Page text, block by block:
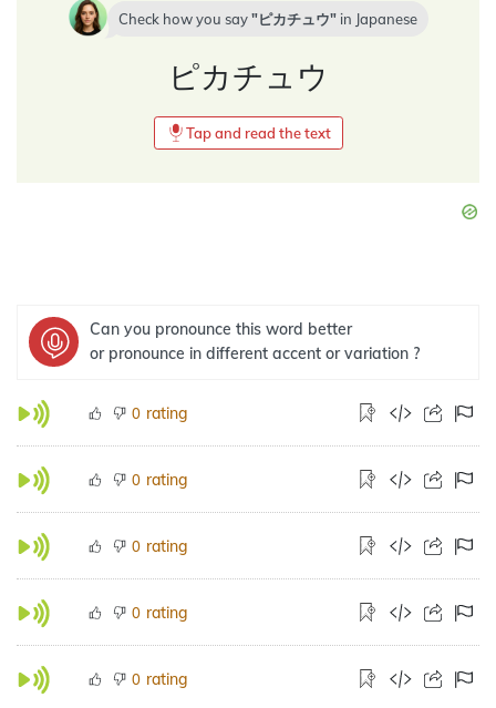
Check how you say ピカチュウ in Japanese
ピカチュウ
Tap and read the text
Can you pronounce this word better
or pronounce in different accent or variation ?
0 rating
0 rating
0 rating
0 rating
0 rating